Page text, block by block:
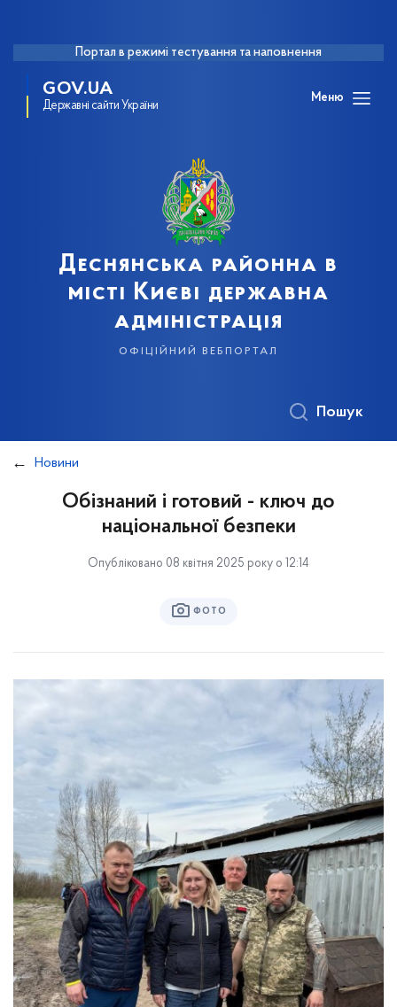
Портал в режимі тестування та наповнення
GOV.UA
Державні сайти України
Меню
Деснянська районна в
місті Києві державна
адміністрація
офіційний вебпортал
Пошук
Новини
Обізнаний і готовий - ключ до
національної безпеки
Опубліковано 08 квітня 2025 року о 12:14
ФОТО